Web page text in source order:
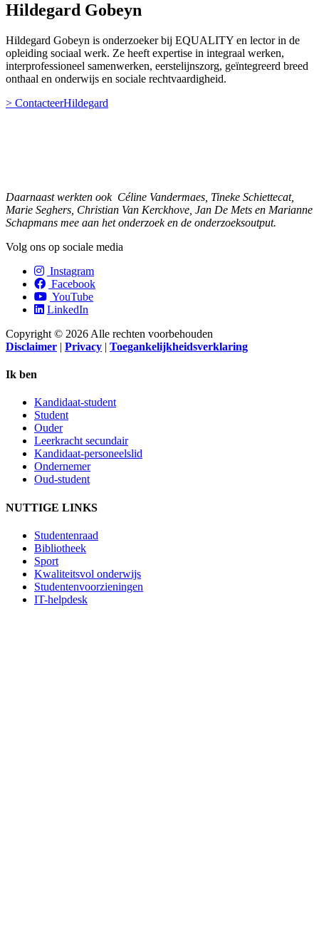
Hildegard Gobeyn
Hildegard Gobeyn is onderzoeker bij EQUALITY en lector in de
opleiding sociaal werk. Ze heeft expertise in integraal werken,
interprofessioneel samenwerken, eerstelijnszorg, geïntegreerd breed
onthaal en onderwijs en sociale rechtvaardigheid.
> ContacteerHildegard
Daarnaast werkten ook Céline Vandermaes, Tineke Schiettecat,
Marie Seghers, Christian Van Kerckhove, Jan De Mets en Marianne
Schapmans mee aan het onderzoek en de onderzoeksoutput.
Volg ons op sociale media
Instagram
Facebook
YouTube
LinkedIn
Copyright © 2026 Alle rechten voorbehouden
Disclaimer | Privacy | Toegankelijkheidsverklaring
Ik ben
Kandidaat-student
Student
Ouder
Leerkracht secundair
Kandidaat-personeelslid
Ondernemer
Oud-student
NUTTIGE LINKS
Studentenraad
Bibliotheek
Sport
Kwaliteitsvol onderwijs
Studentenvoorzieningen
IT-helpdesk